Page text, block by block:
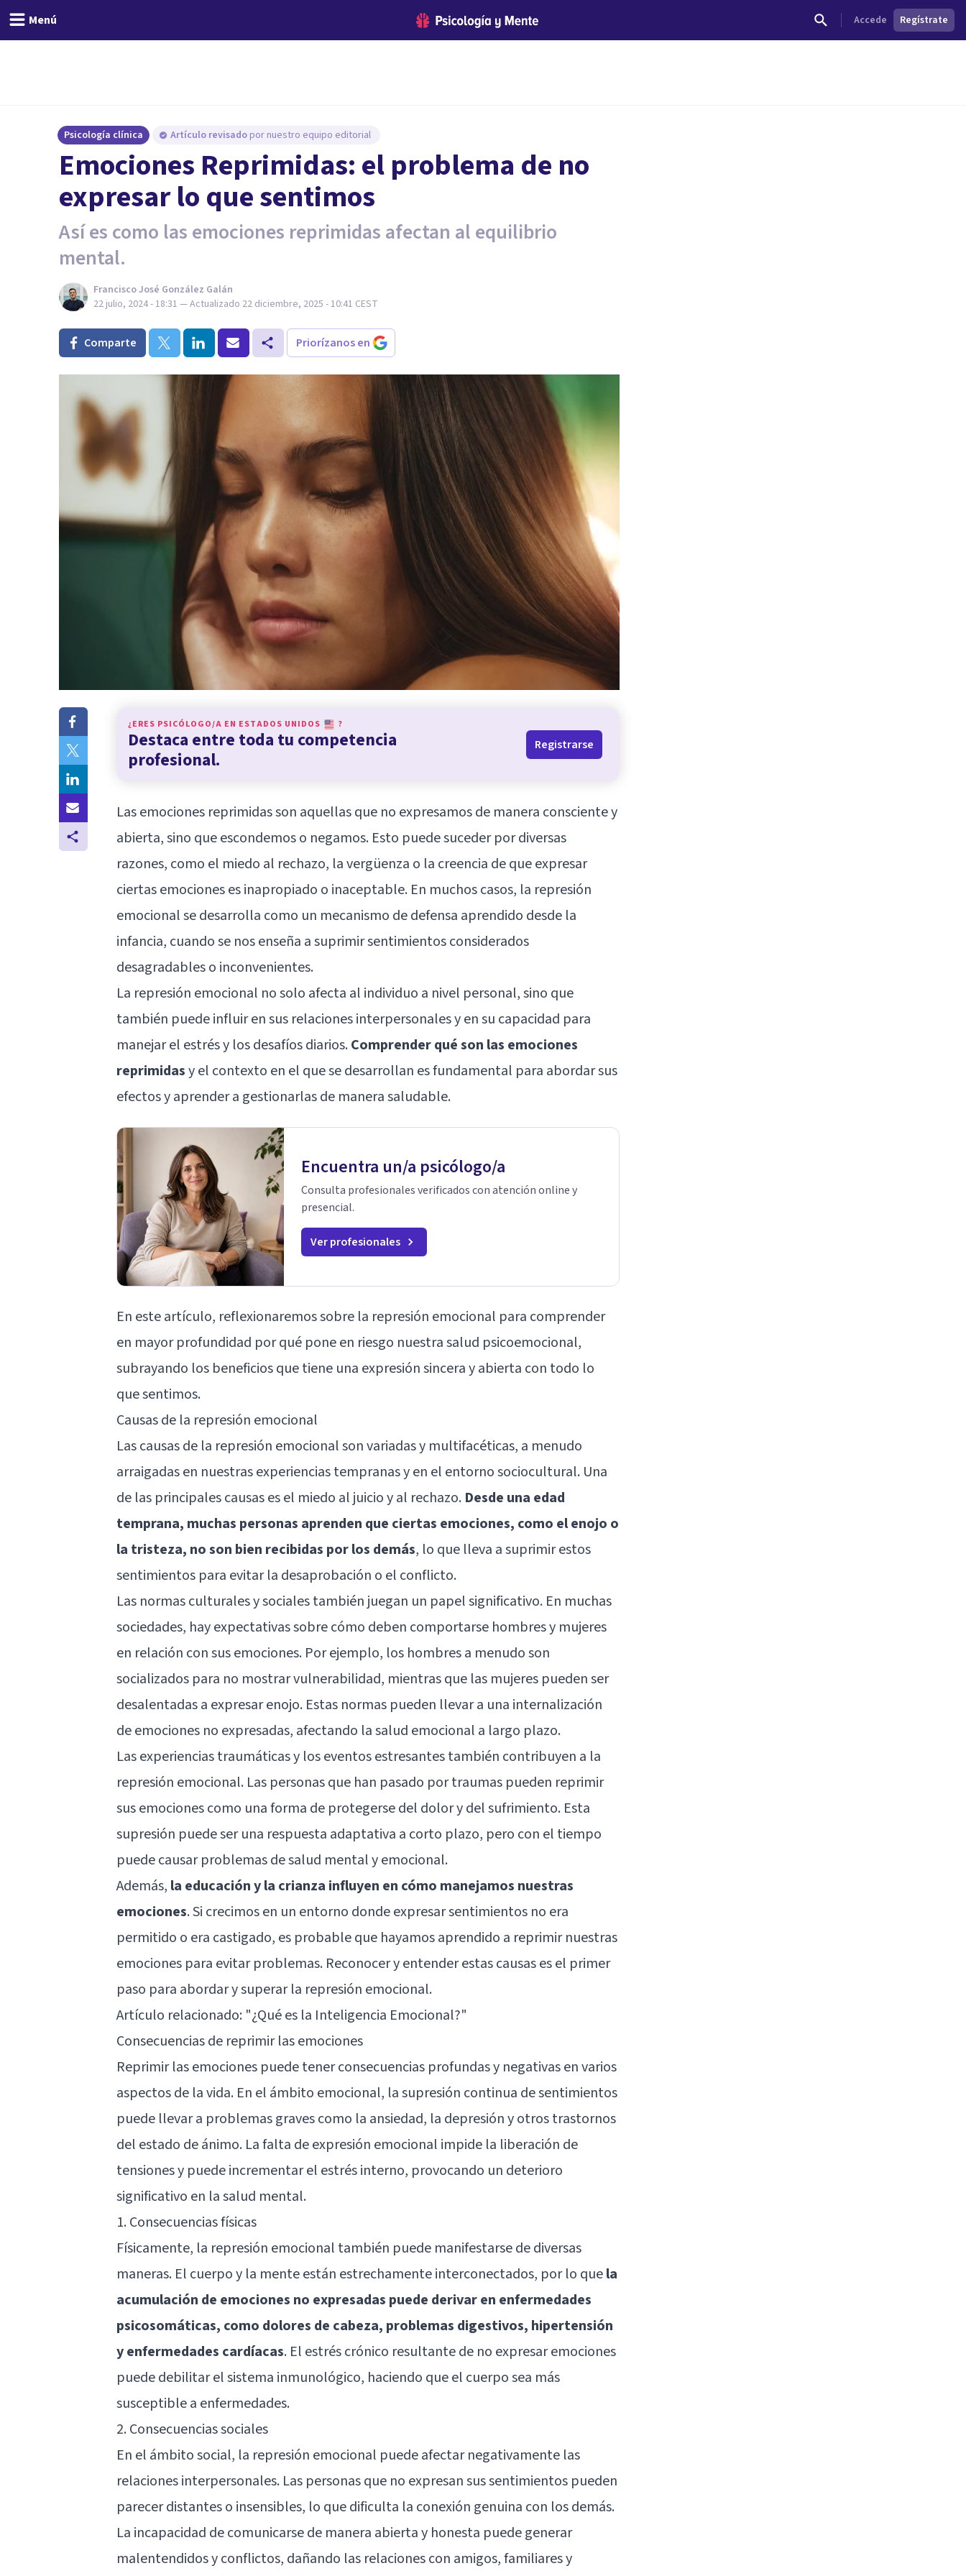
Menú Accede Regístrate
Psicología clínica Artículo revisado por nuestro equipo editorial
Emociones Reprimidas: el problema de no
expresar lo que sentimos
Así es como las emociones reprimidas afectan al equilibrio
mental.
Francisco José González Galán
22 julio, 2024 - 18:31 — Actualizado 22 diciembre, 2025 - 10:41 CEST
Comparte Priorízanos en
¿ERES PSICÓLOGO/A EN ESTADOS UNIDOS ?
Destaca entre toda tu competencia
profesional.
Registrarse
Las emociones reprimidas son aquellas que no expresamos de manera consciente y
abierta, sino que escondemos o negamos. Esto puede suceder por diversas
razones, como el miedo al rechazo, la vergüenza o la creencia de que expresar
ciertas emociones es inapropiado o inaceptable. En muchos casos, la represión
emocional se desarrolla como un mecanismo de defensa aprendido desde la
infancia, cuando se nos enseña a suprimir sentimientos considerados
desagradables o inconvenientes.
La represión emocional no solo afecta al individuo a nivel personal, sino que
también puede influir en sus relaciones interpersonales y en su capacidad para
manejar el estrés y los desafíos diarios.Comprender qué son las emociones
reprimidasy el contexto en el que se desarrollan es fundamental para abordar sus
efectos y aprender a gestionarlas de manera saludable.
Encuentra un/a psicólogo/a
Consulta profesionales verificados con atención online y
presencial.
Ver profesionales
En este artículo, reflexionaremos sobre la represión emocional para comprender
en mayor profundidad por qué pone en riesgo nuestra salud psicoemocional,
subrayando los beneficios que tiene una expresión sincera y abierta con todo lo
que sentimos.
Causas de la represión emocional
Las causas de la represión emocional son variadas y multifacéticas, a menudo
arraigadas en nuestras experiencias tempranas y en el entorno sociocultural. Una
de las principales causas es el miedo al juicio y al rechazo. Desde una edad
temprana, muchas personas aprenden que ciertas emociones, como el enojo o
la tristeza, no son bien recibidas por los demás, lo que lleva a suprimir estos
sentimientos para evitar la desaprobación o el conflicto.
Las normas culturales y sociales también juegan un papel significativo. En muchas
sociedades, hay expectativas sobre cómo deben comportarse hombres y mujeres
en relación con sus emociones. Por ejemplo, los hombres a menudo son
socializados para no mostrar vulnerabilidad, mientras que las mujeres pueden ser
desalentadas a expresar enojo. Estas normas pueden llevar a una internalización
de emociones no expresadas, afectando la salud emocional a largo plazo.
Las experiencias traumáticas y los eventos estresantes también contribuyen a la
represión emocional. Las personas que han pasado por traumas pueden reprimir
sus emociones como una forma de protegerse del dolor y del sufrimiento. Esta
supresión puede ser una respuesta adaptativa a corto plazo, pero con el tiempo
puede causar problemas de salud mental y emocional.
Además, la educación y la crianza influyen en cómo manejamos nuestras
emociones. Si crecimos en un entorno donde expresar sentimientos no era
permitido o era castigado, es probable que hayamos aprendido a reprimir nuestras
emociones para evitar problemas. Reconocer y entender estas causas es el primer
paso para abordar y superar la represión emocional.
Artículo relacionado: "¿Qué es la Inteligencia Emocional?"
Consecuencias de reprimir las emociones
Reprimir las emociones puede tener consecuencias profundas y negativas en varios
aspectos de la vida. En el ámbito emocional, la supresión continua de sentimientos
puede llevar a problemas graves como la ansiedad, la depresión y otros trastornos
del estado de ánimo. La falta de expresión emocional impide la liberación de
tensiones y puede incrementar el estrés interno, provocando un deterioro
significativo en la salud mental.
1. Consecuencias físicas
Físicamente, la represión emocional también puede manifestarse de diversas
maneras. El cuerpo y la mente están estrechamente interconectados, por lo quela
acumulación de emociones no expresadas puede derivar en enfermedades
psicosomáticas, como dolores de cabeza, problemas digestivos, hipertensión
y enfermedades cardíacas. El estrés crónico resultante de no expresar emociones
puede debilitar el sistema inmunológico, haciendo que el cuerpo sea más
susceptible a enfermedades.
2. Consecuencias sociales
En el ámbito social, la represión emocional puede afectar negativamente las
relaciones interpersonales. Las personas que no expresan sus sentimientos pueden
parecer distantes o insensibles, lo que dificulta la conexión genuina con los demás.
La incapacidad de comunicarse de manera abierta y honesta puede generar
malentendidos y conflictos, dañando las relaciones con amigos, familiares y